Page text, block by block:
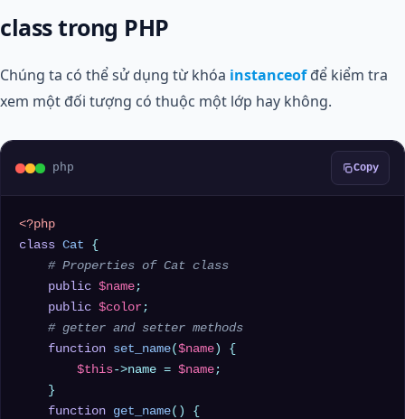
class trong PHP
Chúng ta có thể sử dụng từ khóa instanceofđể kiểm tra
xem một đối tượng có thuộc một lớp hay không.
php Copy
<?php
class Cat
{
# Properties of Cat class
public $name;
public $color;
# getter and setter methods
function set_name( $name ) {
$this->name = $name;
    }
function get_name( ) {